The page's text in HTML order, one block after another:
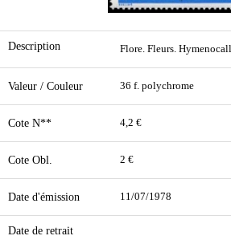
Description Flore. Fleurs.
Valeur / Couleur 36 f. polychrome
Cote N** 4,2 €
Cote Obl. 2 €
Date d'émission 11/07/1978
Date de retrait